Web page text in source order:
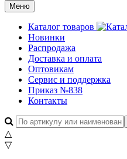
Меню
Каталог товаров
Новинки
Распродажа
Доставка и оплата
Оптовикам
Сервис и поддержка
Приказ №838
Контакты
△
▽